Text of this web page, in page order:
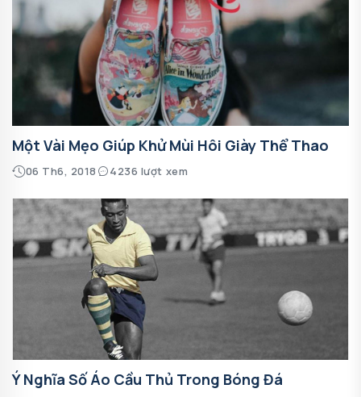
Một Vài Mẹo Giúp Khử Mùi Hôi Giày Thể Thao
06 Th6, 2018 4236 lượt xem
Ý Nghĩa Số Áo Cầu Thủ Trong Bóng Đá